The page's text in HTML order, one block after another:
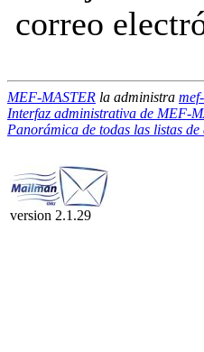
correo
MEF-MASTER la administra
Interfaz administrativa de MEF-
Panorámica de todas las listas
version 2.1.29